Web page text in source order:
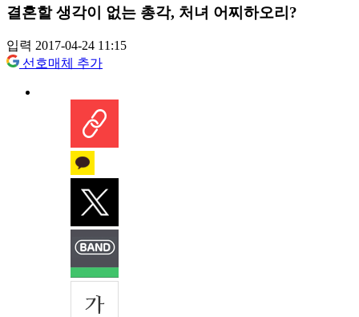
결혼할 생각이 없는 총각, 처녀 어찌하오리?
입력 2017-04-24 11:15
선호매체 추가